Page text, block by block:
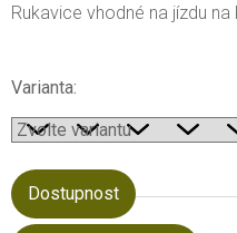
Rukavice vhodné na jízdu
Varianta:
Dostupnost